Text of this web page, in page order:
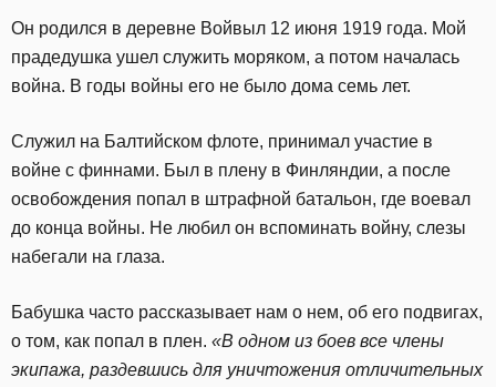
Он родился в деревне Войвыл 12 июня 1919 года. Мой
прадедушка ушел служить моряком, а потом началась
война. В годы войны его не было дома семь лет.
Служил на Балтийском флоте, принимал участие в
войне с финнами. Был в плену в Финляндии, а после
освобождения попал в штрафной батальон, где воевал
до конца войны. Не любил он вспоминать войну, слезы
набегали на глаза.
Бабушка часто рассказывает нам о нем, об его подвигах,
о том, как попал в плен. «В одном из боев все члены
экипажа, раздевшись для уничтожения отличительных